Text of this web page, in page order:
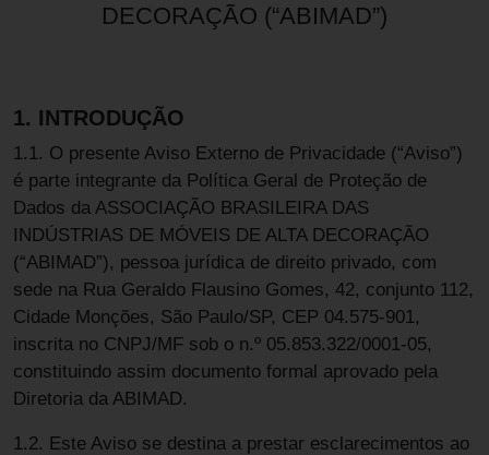
DECORAÇÃO (“ABIMAD”)
1. INTRODUÇÃO
1.1. O presente Aviso Externo de Privacidade (“Aviso”)
é parte integrante da Política Geral de Proteção de
Dados da ASSOCIAÇÃO BRASILEIRA DAS
INDÚSTRIAS DE MÓVEIS DE ALTA DECORAÇÃO
(“ABIMAD”), pessoa jurídica de direito privado, com
sede na Rua Geraldo Flausino Gomes, 42, conjunto 112,
Cidade Monções, São Paulo/SP, CEP 04.575-901,
inscrita no CNPJ/MF sob o n.º 05.853.322/0001-05,
constituindo assim documento formal aprovado pela
Diretoria da ABIMAD.
1.2. Este Aviso se destina a prestar esclarecimentos ao